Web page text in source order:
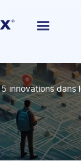
5 innovations dans